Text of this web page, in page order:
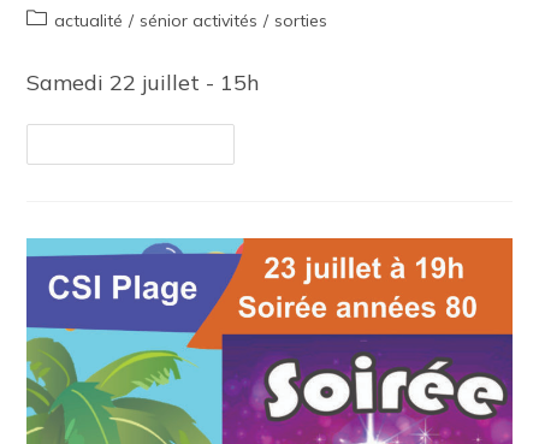
actualité / sénior activités / sorties
Samedi 22 juillet - 15h